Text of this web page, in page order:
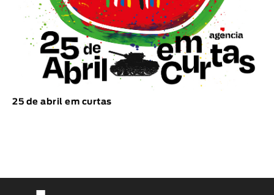
25 de abril em curtas